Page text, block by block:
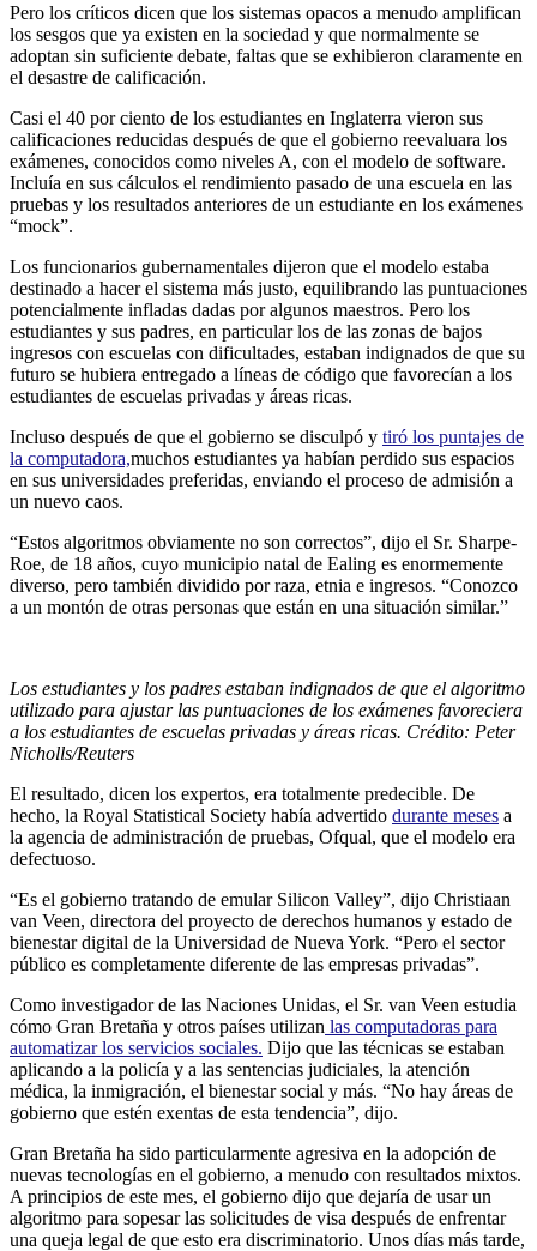
Pero los críticos dicen que los sistemas opacos a menudo amplifican
los sesgos que ya existen en la sociedad y que normalmente se
adoptan sin suficiente debate, faltas que se exhibieron claramente en
el desastre de calificación.
Casi el 40 por ciento de los estudiantes en Inglaterra vieron sus
calificaciones reducidas después de que el gobierno reevaluara los
exámenes, conocidos como niveles A, con el modelo de software.
Incluía en sus cálculos el rendimiento pasado de una escuela en las
pruebas y los resultados anteriores de un estudiante en los exámenes
“mock”.
Los funcionarios gubernamentales dijeron que el modelo estaba
destinado a hacer el sistema más justo, equilibrando las puntuaciones
potencialmente infladas dadas por algunos maestros. Pero los
estudiantes y sus padres, en particular los de las zonas de bajos
ingresos con escuelas con dificultades, estaban indignados de que su
futuro se hubiera entregado a líneas de código que favorecían a los
estudiantes de escuelas privadas y áreas ricas.
Incluso después de que el gobierno se disculpó y tiró los puntajes de
la computadora,muchos estudiantes ya habían perdido sus espacios
en sus universidades preferidas, enviando el proceso de admisión a
un nuevo caos.
“Estos algoritmos obviamente no son correctos”, dijo el Sr. Sharpe-
Roe, de 18 años, cuyo municipio natal de Ealing es enormemente
diverso, pero también dividido por raza, etnia e ingresos. “Conozco
a un montón de otras personas que están en una situación similar.”
Los estudiantes y los padres estaban indignados de que el algoritmo
utilizado para ajustar las puntuaciones de los exámenes favoreciera
a los estudiantes de escuelas privadas y áreas ricas. Crédito: Peter
Nicholls/Reuters
El resultado, dicen los expertos, era totalmente predecible. De
hecho, la Royal Statistical Society había advertido durante meses a
la agencia de administración de pruebas, Ofqual, que el modelo era
defectuoso.
“Es el gobierno tratando de emular Silicon Valley”, dijo Christiaan
van Veen, directora del proyecto de derechos humanos y estado de
bienestar digital de la Universidad de Nueva York. “Pero el sector
público es completamente diferente de las empresas privadas”.
Como investigador de las Naciones Unidas, el Sr. van Veen estudia
cómo Gran Bretaña y otros países utilizan las computadoras para
automatizar los servicios sociales. Dijo que las técnicas se estaban
aplicando a la policía y a las sentencias judiciales, la atención
médica, la inmigración, el bienestar social y más. “No hay áreas de
gobierno que estén exentas de esta tendencia”, dijo.
Gran Bretaña ha sido particularmente agresiva en la adopción de
nuevas tecnologías en el gobierno, a menudo con resultados mixtos.
A principios de este mes, el gobierno dijo que dejaría de usar un
algoritmo para sopesar las solicitudes de visa después de enfrentar
una queja legal de que esto era discriminatorio. Unos días más tarde,